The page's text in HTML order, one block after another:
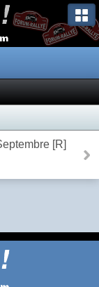
[R]